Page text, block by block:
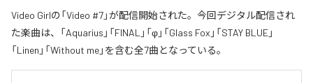
Video Girlの「Video #7」が配信開始された。今回デジタル配信され
た楽曲は、「Aquarius」「FINAL」「φ」「Glass Fox」「STAY BLUE」
「Linen」「Without me」を含む全7曲となっている。